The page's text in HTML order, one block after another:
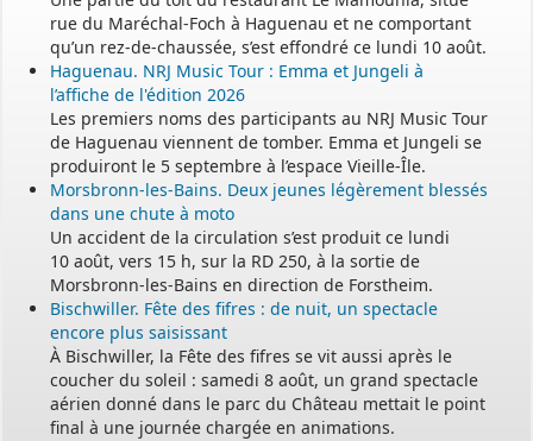
rue du Maréchal-Foch à Haguenau et ne comportant
qu’un rez-de-chaussée, s’est effondré ce lundi 10 août.
Haguenau. NRJ Music Tour : Emma et Jungeli à
l’affiche de l'édition 2026
Les premiers noms des participants au NRJ Music Tour
de Haguenau viennent de tomber. Emma et Jungeli se
produiront le 5 septembre à l’espace Vieille-Île.
Morsbronn-les-Bains. Deux jeunes légèrement blessés
dans une chute à moto
Un accident de la circulation s’est produit ce lundi
10 août, vers 15 h, sur la RD 250, à la sortie de
Morsbronn-les-Bains en direction de Forstheim.
Bischwiller. Fête des fifres : de nuit, un spectacle
encore plus saisissant
À Bischwiller, la Fête des fifres se vit aussi après le
coucher du soleil : samedi 8 août, un grand spectacle
aérien donné dans le parc du Château mettait le point
final à une journée chargée en animations.